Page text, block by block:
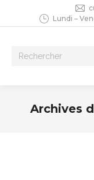
Lundi –
Recherche
Archives